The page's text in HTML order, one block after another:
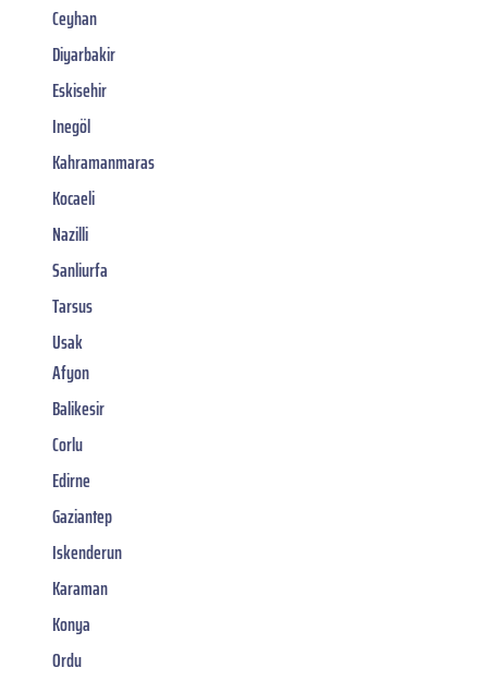
Ceyhan
Diyarbakir
Eskisehir
Inegöl
Kahramanmaras
Kocaeli
Nazilli
Sanliurfa
Tarsus
Usak
Afyon
Balikesir
Corlu
Edirne
Gaziantep
Iskenderun
Karaman
Konya
Ordu